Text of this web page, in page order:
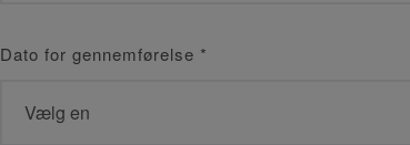
Dato for gennemførelse *